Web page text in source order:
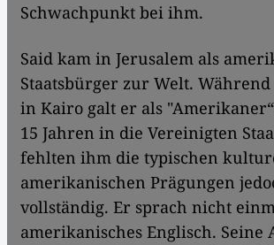
Schwachpunkt bei ihm.
Said kam in Jerusalem als
Staatsbürger zur Welt.
in Kairo galt er als
15 Jahren in die Vereinigten
fehlten ihm die typischen
amerikanischen Prägungen
vollständig. Er sprach nicht
amerikanisches Englisch. Seine